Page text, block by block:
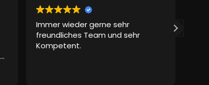
Immer wieder gerne sehr
freundliches Team und sehr
Kompetent.